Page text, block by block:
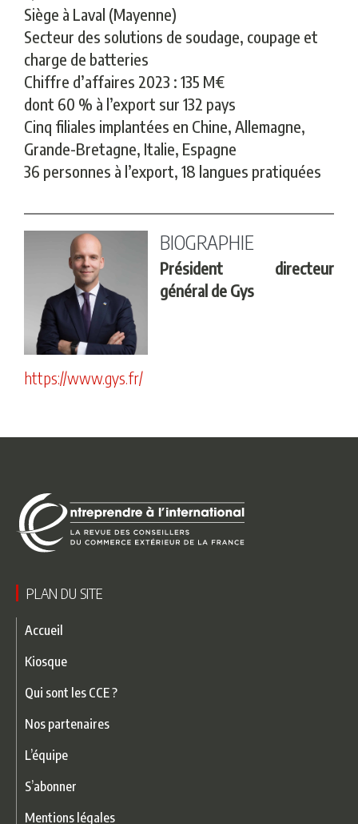
Siège à Laval (Mayenne)
Secteur des solutions de soudage, coupage et
charge de batteries
Chiffre d’affaires 2023 : 135 M€
dont 60 % à l’export sur 132 pays
Cinq filiales implantées en Chine, Allemagne,
Grande-Bretagne, Italie, Espagne
36 personnes à l’export, 18 langues pratiquées
BIOGRAPHIE
Président directeur
général de Gys
https://www.gys.fr/
PLAN DU SITE
Accueil
Kiosque
Qui sont les CCE ?
Nos partenaires
L’équipe
S’abonner
Mentions légales